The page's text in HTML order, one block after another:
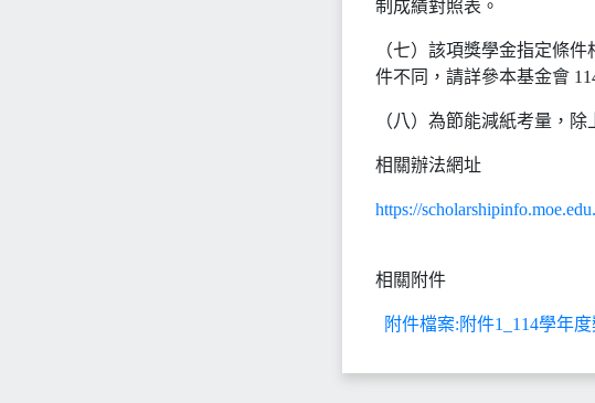
制成績對照表。
（七）該項獎學金指定條
件不同，請詳參本基金會
（八）為節能減紙考量，
相關辦法網址
https://
相關附件
附件檔案:附件1_114學年